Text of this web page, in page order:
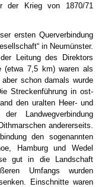
der Krieg von 1870/71
ersten Querverbindung
in Neumünster.
Leitung des Direktors
(etwa 7,5 km) waren als
schon damals wurde
Streckenführung in ost-
den uralten Heer- und
Landwegverbindung
andererseits.
den sogenannten
Hamburg und Wedel
gut in die Landschaft
Umfangs wurden
Einschnitte waren